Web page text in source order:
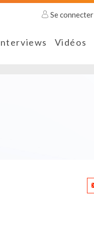
Se connecter
Vidéos